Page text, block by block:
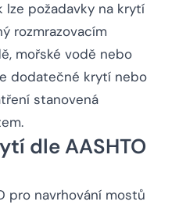
lze požadavky na krytí
rozmrazovacím
mořské vodě nebo
dodatečné krytí nebo
stanovená
dle AASHTO
pro navrhování mostů